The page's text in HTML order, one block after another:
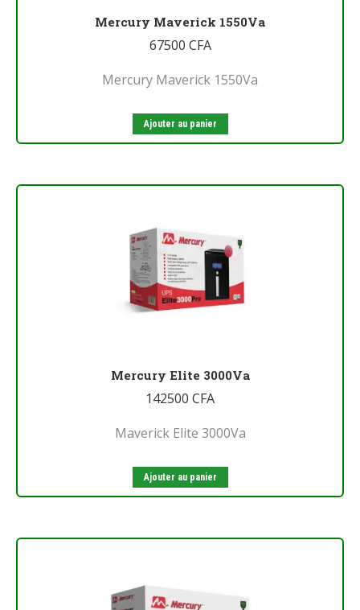
Mercury Maverick 1550Va
67500 CFA
Mercury Maverick 1550Va
Ajouter au panier
Mercury Elite 3000Va
142500 CFA
Maverick Elite 3000Va
Ajouter au panier